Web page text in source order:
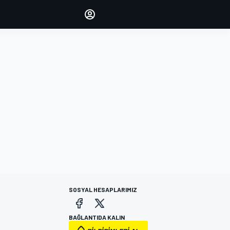
SOSYAL HESAPLARIMIZ
BAĞLANTIDA KALIN